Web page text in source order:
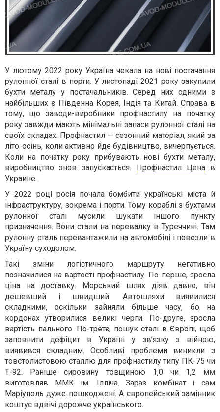
У лютому 2022 року Україна чекала на нові постачання
рулонної сталі в порти. У листопаді 2021 року закупили
бухти металу у постачальників. Серед них одними з
найбільших є Південна Корея, Індія та Китай. Справа в
тому, що заводи-виробники профнастилу на початку
року завжди мають мінімальні запаси рулонної сталі на
своїх складах. Профнастил — сезонний матеріал, який за
літо-осінь, коли активно йде будівництво, вичерпується.
Коли на початку року прибувають нові бухти металу,
виробництво знов запускається. Профнастил Ценав
Украине.
У 2022 році росія почала бомбити українські міста й
інфраструктуру, зокрема і порти. Тому кораблі з бухтами
рулонної сталі мусили шукати іншого пункту
призначення. Вони стали на перевалку в Туреччині. Там
рулонну сталь перевантажили на автомобілі і повезли в
Україну суходолом.
Такі зміни логістичного маршруту негативно
позначилися на вартості профнастилу. По-перше, зросла
ціна на доставку. Морський шлях діяв давно, він
дешевший і швидший. Автошляхи виявилися
складними, оскільки зайняли більше часу, бо на
кордонах утворилися великі черги. По-друге, зросла
вартість пального. По-третє, пошук сталі в Європі, щоб
заповнити дефіцит в Україні у зв’язку з війною,
виявився складним. Особливі проблеми виникли з
товстолистовою сталлю для профнастилу типу ПК-75 чи
Т-92. Раніше сировину товщиною 1,0 чи 1,2 мм
виготовляв ММК ім. Ілліча. Зараз комбінат і сам
Маріуполь дуже пошкоджені. А європейський замінник
коштує вдвічі дорожче українського.